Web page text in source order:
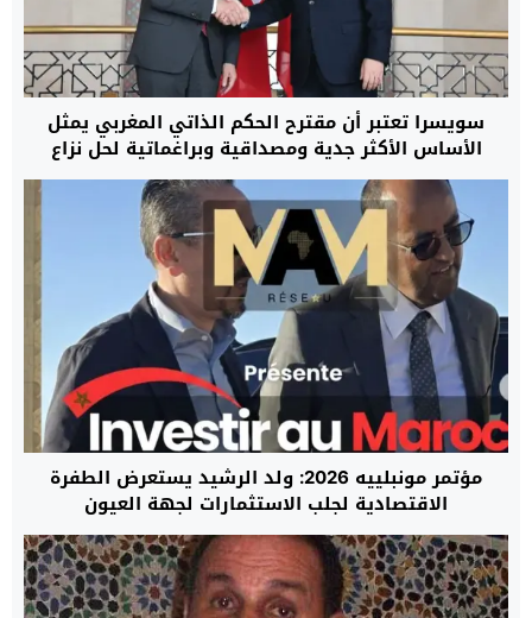
سويسرا تعتبر أن مقترح الحكم الذاتي المغربي يمثل
الأساس الأكثر جدية ومصداقية وبراغماتية لحل نزاع
الصحراء
مؤتمر مونبلييه 2026: ولد الرشيد يستعرض الطفرة
الاقتصادية لجلب الاستثمارات لجهة العيون